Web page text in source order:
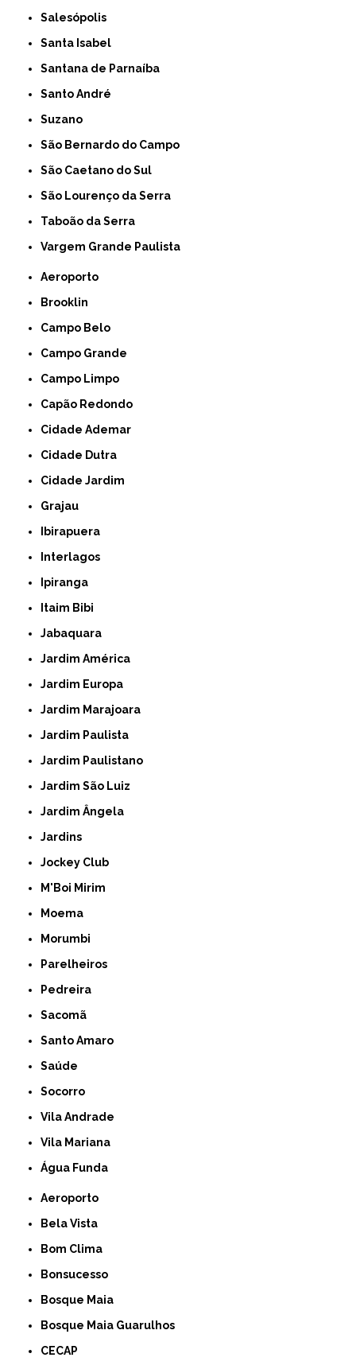
Salesópolis
Santa Isabel
Santana de Parnaíba
Santo André
Suzano
São Bernardo do Campo
São Caetano do Sul
São Lourenço da Serra
Taboão da Serra
Vargem Grande Paulista
Aeroporto
Brooklin
Campo Belo
Campo Grande
Campo Limpo
Capão Redondo
Cidade Ademar
Cidade Dutra
Cidade Jardim
Grajau
Ibirapuera
Interlagos
Ipiranga
Itaim Bibi
Jabaquara
Jardim América
Jardim Europa
Jardim Marajoara
Jardim Paulista
Jardim Paulistano
Jardim São Luiz
Jardim Ângela
Jardins
Jockey Club
M'Boi Mirim
Moema
Morumbi
Parelheiros
Pedreira
Sacomã
Santo Amaro
Saúde
Socorro
Vila Andrade
Vila Mariana
Água Funda
Aeroporto
Bela Vista
Bom Clima
Bonsucesso
Bosque Maia
Bosque Maia Guarulhos
CECAP